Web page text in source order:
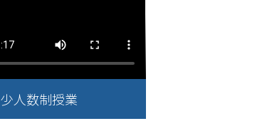
少人数制授業